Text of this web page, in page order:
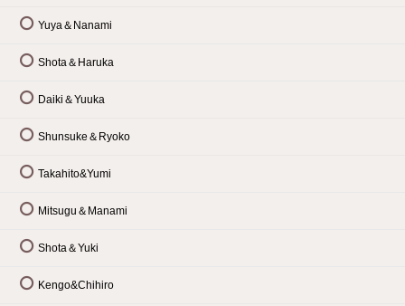
Yuya＆Nanami
Shota＆Haruka
Daiki＆Yuuka
Shunsuke＆Ryoko
Takahito&Yumi
Mitsugu＆Manami
Shota＆Yuki
Kengo&Chihiro